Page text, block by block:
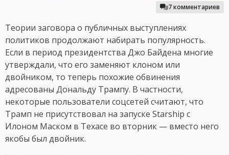
7 комментариев
Теории заговора о публичных выступлениях
политиков продолжают набирать популярность.
Если в период президентства Джо Байдена многие
утверждали, что его заменяют клоном или
двойником, то теперь похожие обвинения
адресованы Дональду Трампу. В частности,
некоторые пользователи соцсетей считают, что
Трамп не присутствовал на запуске Starship с
Илоном Маском в Техасе во вторник — вместо него
якобы был двойник.